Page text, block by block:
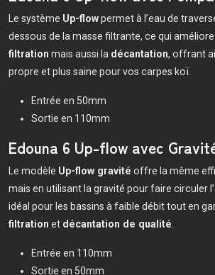
Le système Up-flowpermet à l’eau de
dessous de la masse filtrante, ce qui
filtration mais aussi la décantation, offrant
propre et plus saine pour vos carpes koï.
Entrée en 50mm
Sortie en 110mm
Edouna 6 Up-flow avec
Le modèle Up-flow gravité offre la même
mais en utilisant la gravité pour faire circuler
idéal pour les bassins à faible débit tout en
filtration et décantation de qualité.
Entrée en 110mm
Sortie en 50mm